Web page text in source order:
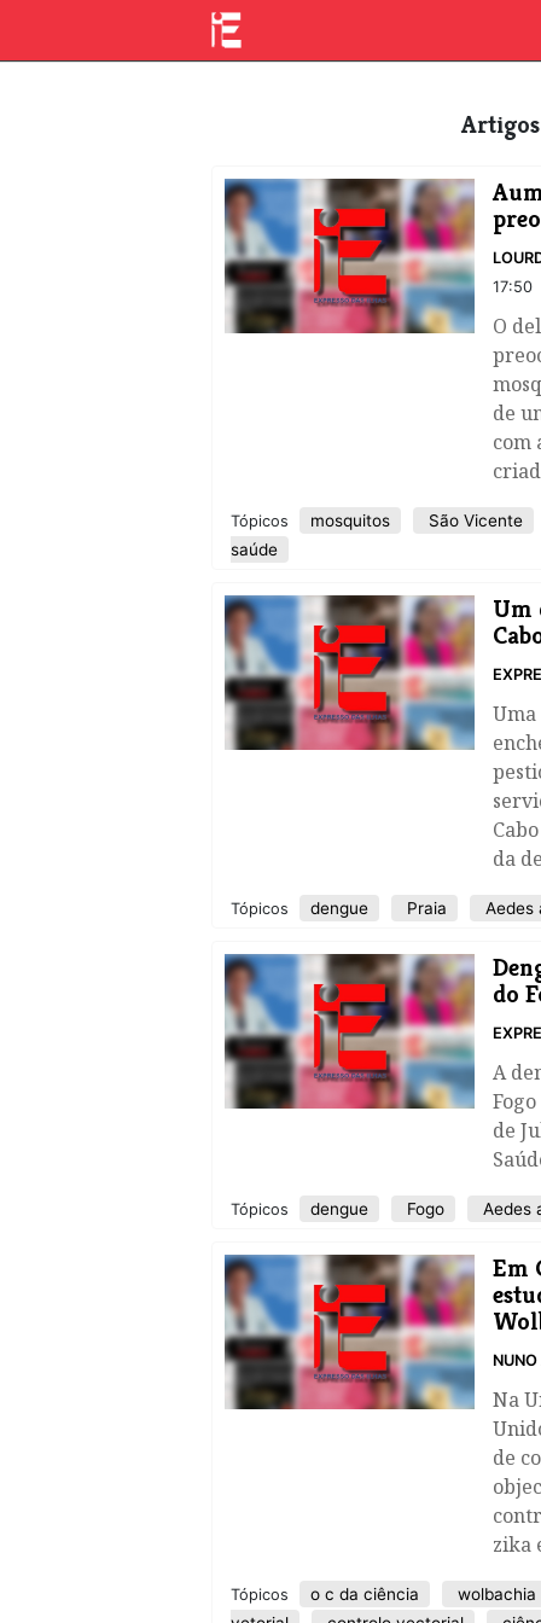
17:50
​O
de
com
Tópicos mosquitos São Vicente
saúde
​Um
da
Tópicos dengue Praia Aedes
do
A
de
Tópicos dengue Fogo Aedes
Em
NUNO
Na
de
zika
Tópicos o c da ciência wolbachia